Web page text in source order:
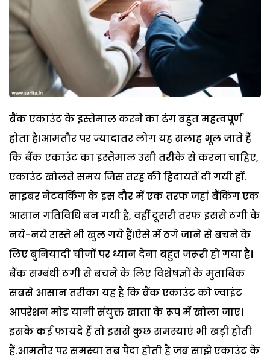
बैंक एकाउंट के इस्तेमाल करने का ढंग बहुत महत्वपूर्ण
होता है।आमतौर पर ज्यादातर लोग यह सलाह भूल जाते हैं
कि बैंक एकाउंट का इस्तेमाल उसी तरीके से करना चाहिए,
एकाउंट खोलते समय जिस तरह की हिदायतें दी गयी हों.
साइबर नेटवर्किंग के इस दौर में एक तरफ जहां बैंकिंग एक
आसान गतिविधि बन गयी है, वहीं दूसरी तरफ इससे ठगी के
नये-नये रास्ते भी खुल गये हैं।ऐसे में ठगे जाने से बचने के
लिए बुनियादी चीजों पर ध्यान देना बहुत जरूरी हो गया है।
बैंक सम्बंधी ठगी से बचने के लिए विशेषज्ञों के मुताबिक
सबसे आसान तरीका यह है कि बैंक एकाउंट को ज्वाइंट
आपरेशन मोड यानी संयुक्त खाता के रूप में खोला जाए।
इसके कई फायदे हैं तो इससे कुछ समस्याएं भी खड़ी होती
हैं.आमतौर पर समस्या तब पैदा होती है जब साझे एकाउंट के